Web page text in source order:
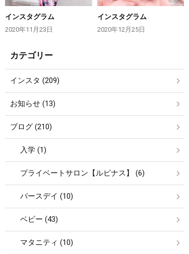
インスタグラム
2020年11月23日
インスタグラム
2020年12月25日
カテゴリー
インスタ (209)
お知らせ (13)
ブログ (210)
入学 (1)
プライベートサロン【ルピナス】 (6)
バースデイ (10)
ベビー (43)
マタニティ (10)